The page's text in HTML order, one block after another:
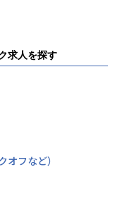
求人を探す
フなど）